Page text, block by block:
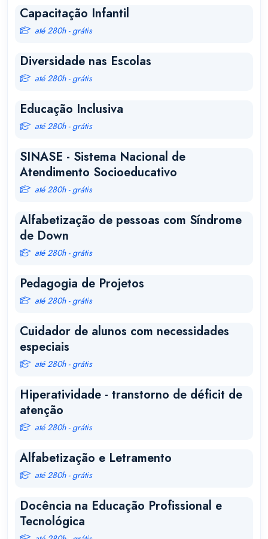
Capacitação Infantil
até 280h - grátis
Diversidade nas Escolas
até 280h - grátis
Educação Inclusiva
até 280h - grátis
SINASE - Sistema Nacional de
Atendimento Socioeducativo
até 280h - grátis
Alfabetização de pessoas com Síndrome
de Down
até 280h - grátis
Pedagogia de Projetos
até 280h - grátis
Cuidador de alunos com necessidades
especiais
até 280h - grátis
Hiperatividade - transtorno de déficit de
atenção
até 280h - grátis
Alfabetização e Letramento
até 280h - grátis
Docência na Educação Profissional e
Tecnológica